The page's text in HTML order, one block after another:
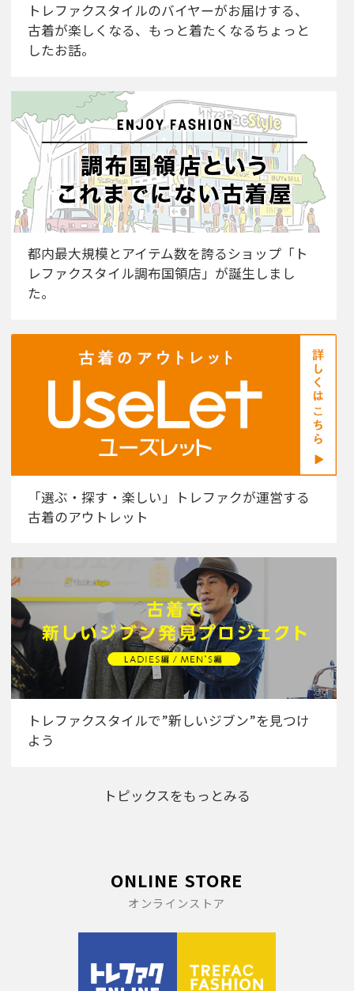
トレファクスタイルのバイヤーがお届けする、
古着が楽しくなる、もっと着たくなるちょっと
したお話。
都内最大規模とアイテム数を誇るショップ「ト
レファクスタイル調布国領店」が誕生しまし
た。
「選ぶ・探す・楽しい」トレファクが運営する
古着のアウトレット
トレファクスタイルで”新しいジブン”を見つけ
よう
トピックスをもっとみる
ONLINE STORE
オンラインストア